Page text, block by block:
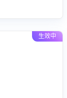
生效中